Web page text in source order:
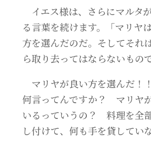
イエス様は、さらにマルタ
る言葉を続けます。「マリヤ
方を選んだのだ。そしてそれ
ら取り去ってはならないもの
マリヤが良い方を選んだ！
何言ってんですか？ マリヤ
いるっていうの？ 料理を全
し付けて、何も手を貸してい